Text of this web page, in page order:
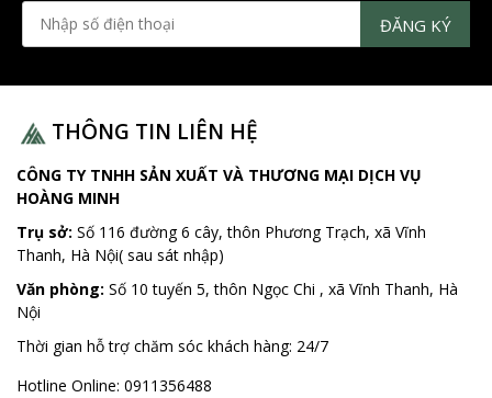
THÔNG TIN LIÊN HỆ
CÔNG TY TNHH SẢN XUẤT VÀ THƯƠNG MẠI DỊCH VỤ
HOÀNG MINH
Trụ sở: Số 116 đường 6 cây, thôn Phương Trạch, xã Vĩnh
Thanh, Hà Nội( sau sát nhập)
Văn phòng: Số 10 tuyến 5, thôn Ngọc Chi , xã Vĩnh Thanh, Hà
Nội
Thời gian hỗ trợ chăm sóc khách hàng: 24/7
Hotline Online: 0911356488